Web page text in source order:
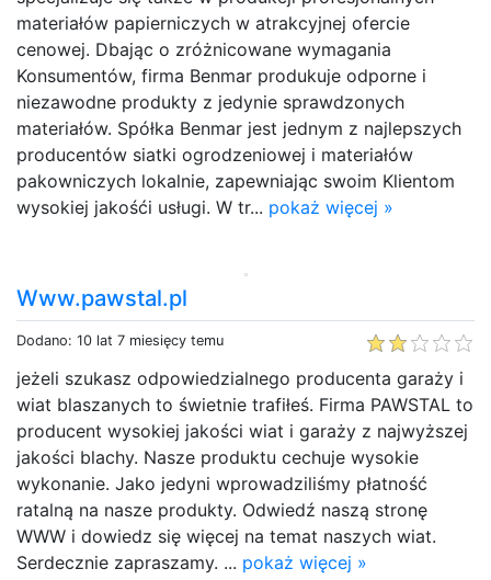
materiałów papierniczych w atrakcyjnej ofercie
cenowej. Dbając o zróżnicowane wymagania
Konsumentów, firma Benmar produkuje odporne i
niezawodne produkty z jedynie sprawdzonych
materiałów. Spółka Benmar jest jednym z najlepszych
producentów siatki ogrodzeniowej i materiałów
pakowniczych lokalnie, zapewniając swoim Klientom
wysokiej jakośći usługi. W tr... pokaż więcej »
Www.pawstal.pl
Dodano: 10 lat 7 miesięcy temu
jeżeli szukasz odpowiedzialnego producenta garaży i
wiat blaszanych to świetnie trafiłeś. Firma PAWSTAL to
producent wysokiej jakości wiat i garaży z najwyższej
jakości blachy. Nasze produktu cechuje wysokie
wykonanie. Jako jedyni wprowadziliśmy płatność
ratalną na nasze produkty. Odwiedź naszą stronę
WWW i dowiedz się więcej na temat naszych wiat.
Serdecznie zapraszamy. ... pokaż więcej »